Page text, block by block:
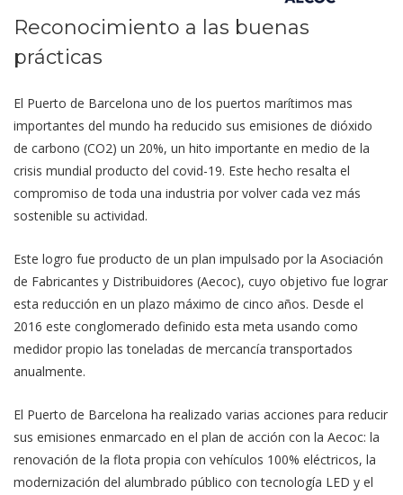
Reconocimiento a las buenas
prácticas
El Puerto de Barcelona uno de los puertos marítimos mas
importantes del mundo ha reducido sus emisiones de dióxido
de carbono (CO2) un 20%, un hito importante en medio de la
crisis mundial producto del covid-19. Este hecho resalta el
compromiso de toda una industria por volver cada vez más
sostenible su actividad.
Este logro fue producto de un plan impulsado por la Asociación
de Fabricantes y Distribuidores (Aecoc), cuyo objetivo fue lograr
esta reducción en un plazo máximo de cinco años. Desde el
2016 este conglomerado definido esta meta usando como
medidor propio las toneladas de mercancía transportados
anualmente.
El Puerto de Barcelona ha realizado varias acciones para reducir
sus emisiones enmarcado en el plan de acción con la Aecoc: la
renovación de la flota propia con vehículos 100% eléctricos, la
modernización del alumbrado público con tecnología LED y el